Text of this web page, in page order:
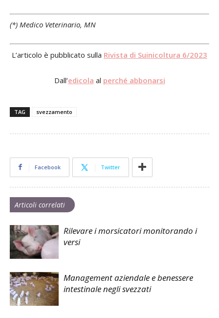
(*) Medico Veterinario, MN
L’articolo è pubblicato sulla Rivista di Suinicoltura 6/2023
Dall’edicola al perché abbonarsi
TAG svezzamento
Facebook Twitter
Articoli correlati
Rilevare i morsicatori monitorando i
versi
Management aziendale e benessere
intestinale negli svezzati